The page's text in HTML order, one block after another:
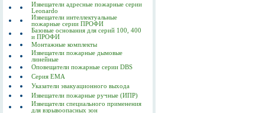
Извещатели адресные пожарные серии
Leonardo
Извещатели интеллектуальные
пожарные серии ПРОФИ
Базовые основания для серий 100, 400
и ПРОФИ
Монтажные комплекты
Извещатели пожарные дымовые
линейные
Оповещатели пожарные серии DBS
Серия EMA
Указатели эвакуационного выхода
Извещатели пожарные ручные (ИПР)
Извещатели специального применения
для взрывоопасных зон